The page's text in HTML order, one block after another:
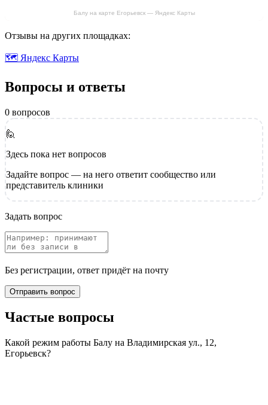
Балу на карте Егорьевск — Яндекс Карты
Отзывы на других площадках:
🗺 Яндекс Карты
Вопросы и ответы
0 вопросов
🙋
Здесь пока нет вопросов
Задайте вопрос — на него ответит сообщество или
представитель клиники
Задать вопрос
Без регистрации, ответ придёт на почту
Отправить вопрос
Частые вопросы
Какой режим работы Балу на Владимирская ул., 12,
Егорьевск?